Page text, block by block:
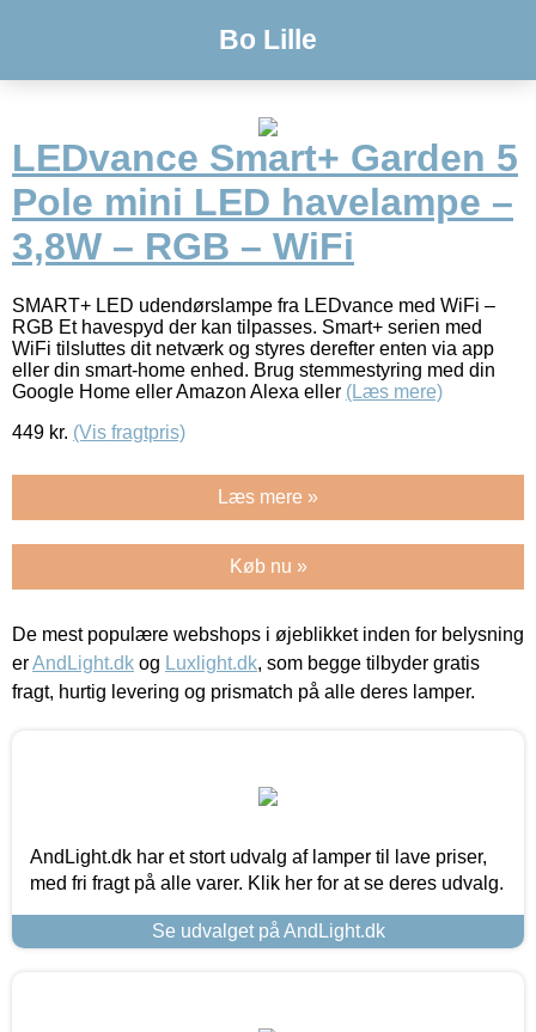
Bo Lille
LEDvance Smart+ Garden 5
Pole mini LED havelampe –
3,8W – RGB – WiFi
SMART+ LED udendørslampe fra LEDvance med WiFi –
RGB Et havespyd der kan tilpasses. Smart+ serien med
WiFi tilsluttes dit netværk og styres derefter enten via app
eller din smart-home enhed. Brug stemmestyring med din
Google Home eller Amazon Alexa eller (Læs mere)
449 kr. (Vis fragtpris)
Læs mere »
Køb nu »
De mest populære webshops i øjeblikket inden for belysning
erAndLight.dk og Luxlight.dk, som begge tilbyder gratis
fragt, hurtig levering og prismatch på alle deres lamper.
AndLight.dk har et stort udvalg af lamper til lave priser,
med fri fragt på alle varer. Klik her for at se deres udvalg.
Se udvalget på AndLight.dk